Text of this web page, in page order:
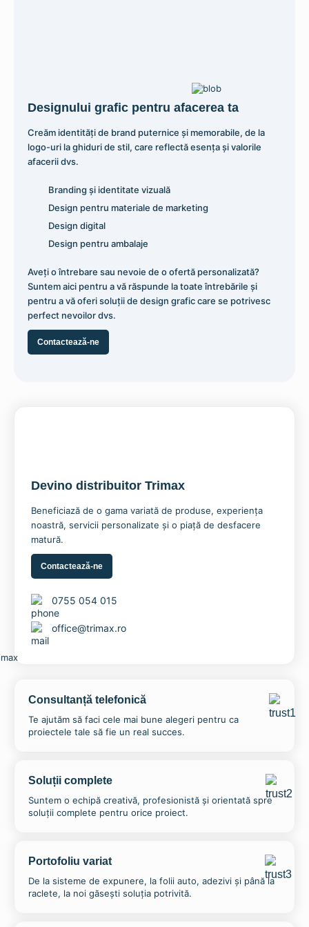
Profesional Glues – Adeziv pentru Banner/Poliplan
123,49lei
Adaugă în coș
Soluție mată protecție de durată îndelungată a
colantului auto – ORACAL®
Designului grafic pentru afacerea ta
Creăm identități de brand puternice și memorabile, de la
logo-uri la ghiduri de stil, care reflectă esența și valorile
afacerii dvs.
Branding și identitate vizuală
Design pentru materiale de marketing
Design digital
Design pentru ambalaje
Aveți o întrebare sau nevoie de o ofertă personalizată?
Suntem aici pentru a vă răspunde la toate întrebările și
pentru a vă oferi soluții de design grafic care se potrivesc
perfect nevoilor dvs.
Contactează-ne
Devino distribuitor Trimax
Beneficiază de o gama variată de produse, experiența
noastră, servicii personalizate și o piață de desfacere
matură.
Contactează-ne
0755 054 015
office@trimax.ro
Consultanță telefonică
Te ajutăm să faci cele mai bune alegeri pentru ca
proiectele tale să fie un real succes.
Soluții complete
Suntem o echipă creativă, profesionistă și orientată spre
soluții complete pentru orice proiect.
Portofoliu variat
De la sisteme de expunere, la folii auto, adezivi și până la
raclete, la noi găsești soluția potrivită.